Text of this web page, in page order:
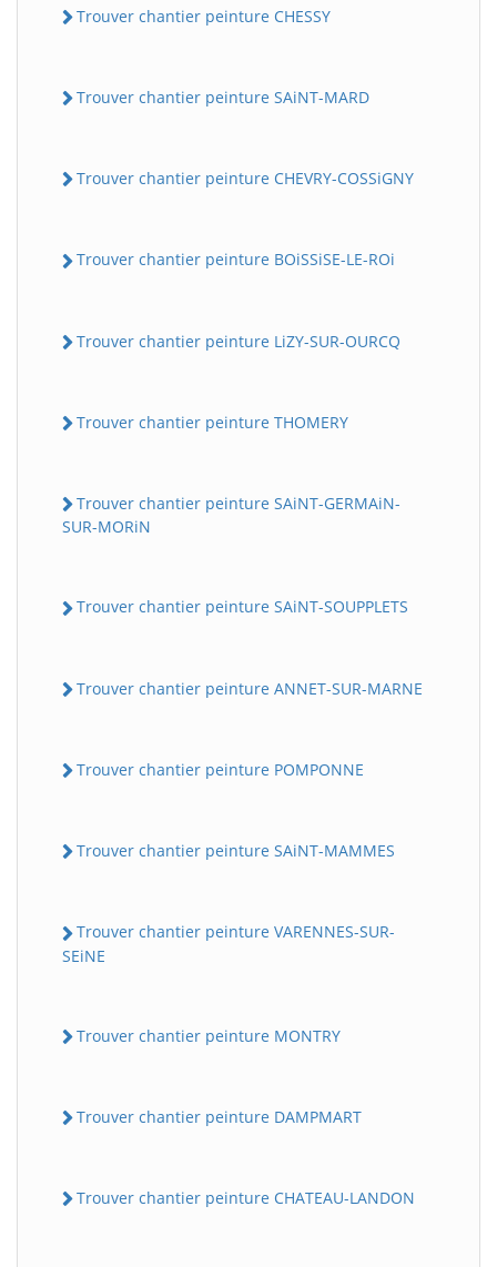
Trouver chantier peinture CHESSY
Trouver chantier peinture SAiNT-MARD
Trouver chantier peinture CHEVRY-COSSiGNY
Trouver chantier peinture BOiSSiSE-LE-ROi
Trouver chantier peinture LiZY-SUR-OURCQ
Trouver chantier peinture THOMERY
Trouver chantier peinture SAiNT-GERMAiN-
SUR-MORiN
Trouver chantier peinture SAiNT-SOUPPLETS
Trouver chantier peinture ANNET-SUR-MARNE
Trouver chantier peinture POMPONNE
Trouver chantier peinture SAiNT-MAMMES
Trouver chantier peinture VARENNES-SUR-
SEiNE
Trouver chantier peinture MONTRY
Trouver chantier peinture DAMPMART
Trouver chantier peinture CHATEAU-LANDON